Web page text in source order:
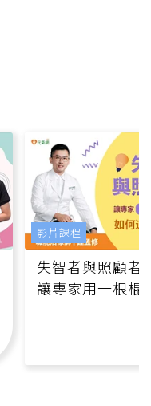
失智者與照顧者
讓專家用一根棍
影片課程